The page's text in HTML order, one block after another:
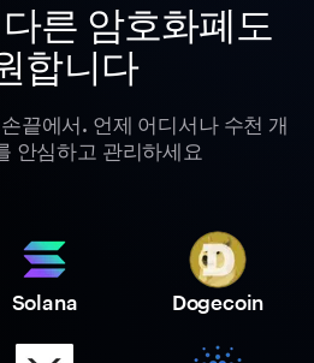
른 암호화폐도
합니다
끝에서. 언제 어디서나 수천 개
안심하고 관리하세요
Solana Dogecoin